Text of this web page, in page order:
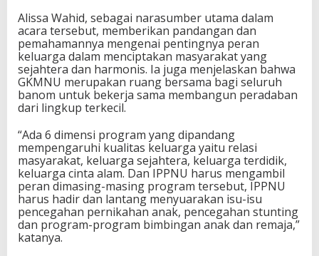
Alissa Wahid, sebagai narasumber utama dalam
acara tersebut, memberikan pandangan dan
pemahamannya mengenai pentingnya peran
keluarga dalam menciptakan masyarakat yang
sejahtera dan harmonis. Ia juga menjelaskan bahwa
GKMNU merupakan ruang bersama bagi seluruh
banom untuk bekerja sama membangun peradaban
dari lingkup terkecil.
“Ada 6 dimensi program yang dipandang
mempengaruhi kualitas keluarga yaitu relasi
masyarakat, keluarga sejahtera, keluarga terdidik,
keluarga cinta alam. Dan IPPNU harus mengambil
peran dimasing-masing program tersebut, IPPNU
harus hadir dan lantang menyuarakan isu-isu
pencegahan pernikahan anak, pencegahan stunting
dan program-program bimbingan anak dan remaja,”
katanya.